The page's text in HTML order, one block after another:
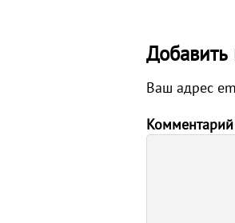
Ваш адрес
Комментарий